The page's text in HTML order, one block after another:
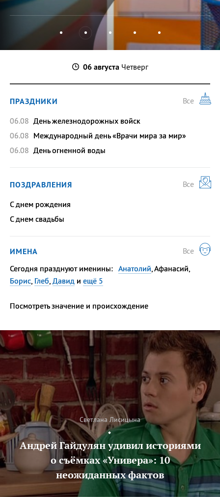
06 августаЧетверг
ПРАЗДНИКИ Все
06.08 День железнодорожных войск
06.08 Международный день «Врачи мира за мир»
06.08 День огненной воды
ПОЗДРАВЛЕНИЯ Все
C днем рождения
C днем свадьбы
ИМЕНА
Все
Сегодня празднуют именины: Анатолий, Афанасий,
Борис, Глеб, Давид и ещё 5
Посмотреть значение и происхождение
Светлана Лисицына
Андрей Гайдулян удивил историями
о съёмках «Универа»: 10
неожиданных фактов